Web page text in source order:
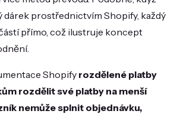
dárek prostřednictvím Shopify, každý
přímo, což ilustruje koncept
Shopify rozdělené platby
rozdělit své platby na menší
nemůže splnit objednávku,